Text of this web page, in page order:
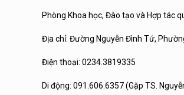
Phòng Khoa học, Đào tạo và Hợp tác
Địa chỉ: Đường Nguyễn Đình Tứ,
Điện thoại: 0234.3819335
Di động: 091.606.6357 (Gặp TS.